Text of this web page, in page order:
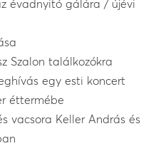
évadnyitó gálára / újévi
Szalon találkozókra
egy esti koncert
éttermébe
vacsora Keller András és